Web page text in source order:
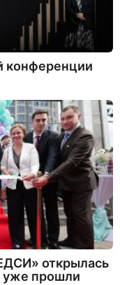
конференции
открылась
уже прошли